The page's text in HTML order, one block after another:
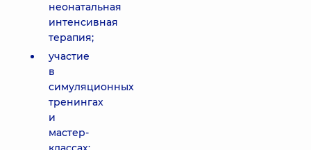
неонатальная
интенсивная
терапия;
участие
в
симуляционных
тренингах
и
мастер-